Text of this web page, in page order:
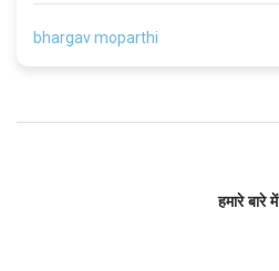
bhargav moparthi
हमारे बारे में